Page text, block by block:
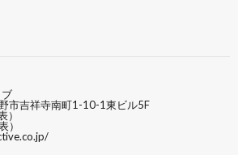
市吉祥寺南町1-10-1東ビル5F
）